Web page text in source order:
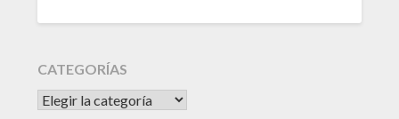
CATEGORÍAS
CATEGORÍAS